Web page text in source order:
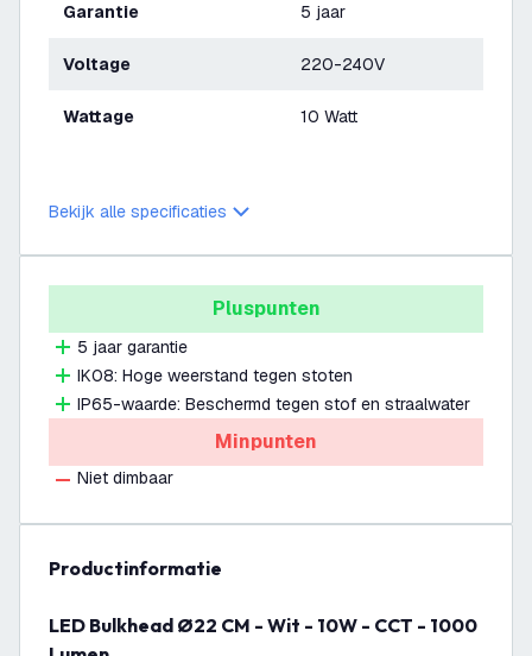
Garantie 5 jaar
Voltage 220-240V
Wattage 10 Watt
Bekijk alle specificaties
Pluspunten
5 jaar garantie
IK08: Hoge weerstand tegen stoten
IP65-waarde: Beschermd tegen stof en straalwater
Minpunten
Niet dimbaar
productinformatie
LED Bulkhead Ø22 CM - Wit - 10W - CCT - 1000